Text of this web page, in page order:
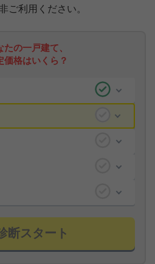
ご利用ください。
たの一戸建て、
価格はいくら？
断スタート